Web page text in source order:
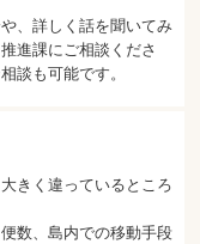
、詳しく話を聞いてみ
進課にご相談くださ
談も可能です。
きく違っているところ
数、島内での移動手段